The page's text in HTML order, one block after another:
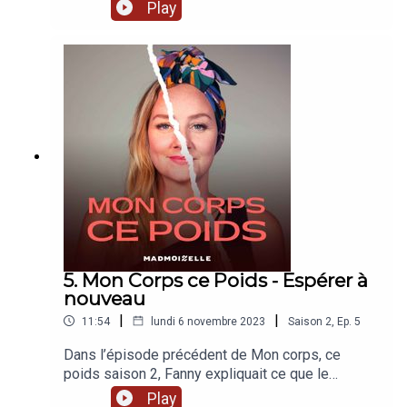
comment se détacher de ce terme pour être
sport ? Ces interrogations vous parlent ? Alors
restez, bonne écoute !
Play
5. Mon Corps ce Poids - Espérer à
nouveau
11:54 | lundi 6 novembre 2023 | Saison 2 Ep. 5
Dans l’épisode précédent de Mon corps, ce
poids saison 2, Fanny expliquait ce que le
traitement et les opérations ont pu bouleverser
Play